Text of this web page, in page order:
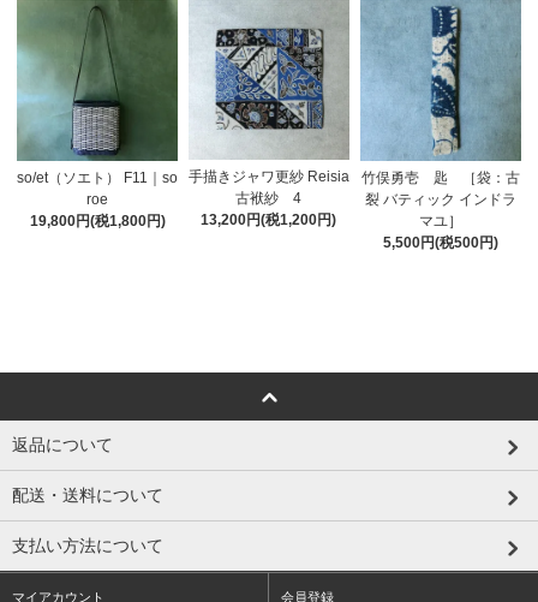
so/et（ソエト） F11｜so
roe
19,800円(税1,800円)
手描きジャワ更紗 Reisia
古袱紗 4
13,200円(税1,200円)
竹俣勇壱 匙 ［袋：古
裂 バティック インドラ
マユ］
5,500円(税500円)
返品について
配送・送料について
支払い方法について
マイアカウント 会員登録